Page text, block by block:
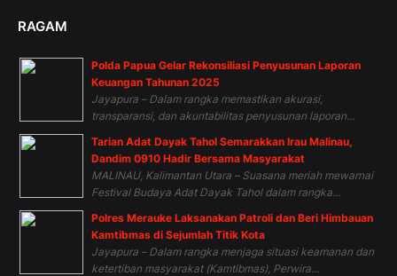
RAGAM
Polda Papua Gelar Rekonsiliasi Penyusunan Laporan
Keuangan Tahunan 2025
Jayapura – Dalam rangka memastikan akurasi,
transparansi, dan akuntabilitas penyusunan laporan...
Tarian Adat Dayak Tahol Semarakkan Irau Malinau,
Dandim 0910 Hadir Bersama Masyarakat
MALINAU, Kalimantan Utara – Suasana meriah mewarnai
Festival Budaya Adat Dayak Tahol dalam rangka...
Polres Merauke Laksanakan Patroli dan Beri Himbauan
Kamtibmas di Sejumlah Titik Kota
Jayapura – Dalam rangka menjaga situasi keamanan dan
ketertiban masyarakat (Kamtibmas), Perwira...